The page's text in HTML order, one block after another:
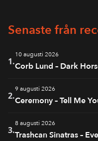
Senaste från
1.
10 augusti 2026
Corb Lund – Dark
2.
9 augusti 2026
Ceremony – Tell Me
3.
8 augusti 2026
Trashcan Sinatras –